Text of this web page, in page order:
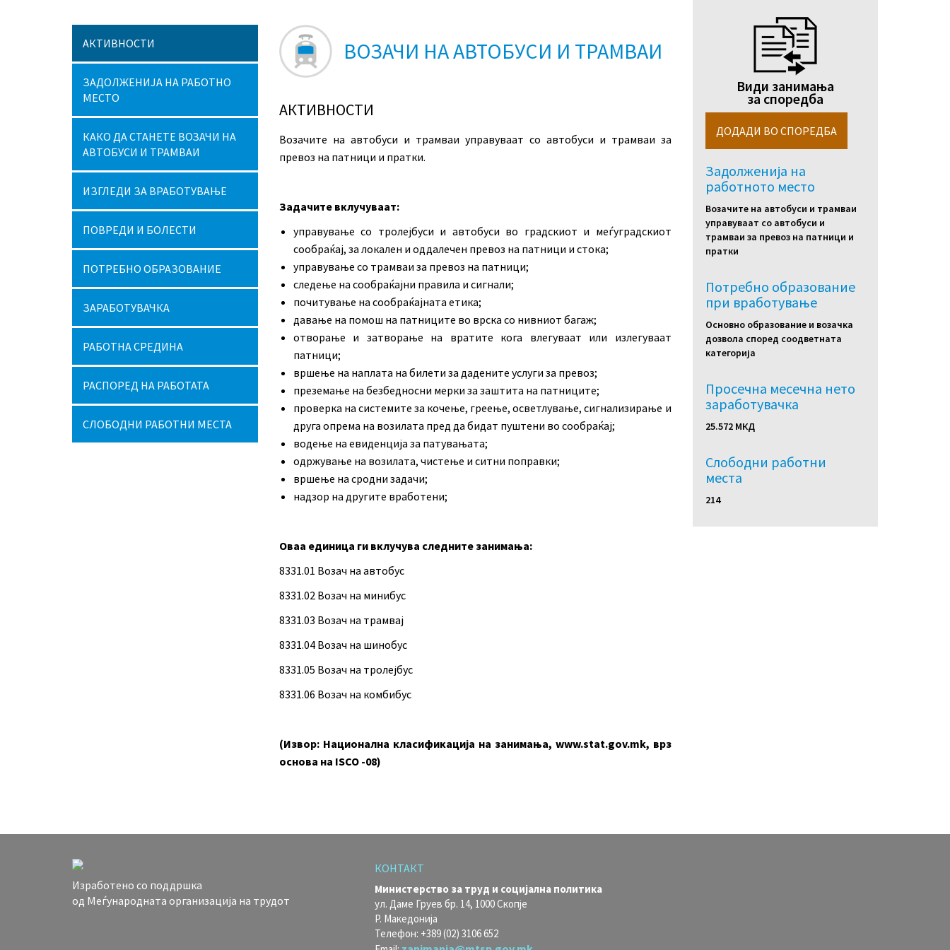
АКТИВНОСТИ
ЗАДОЛЖЕНИЈА НА РАБОТНО
МЕСТО
КАКО ДА СТАНЕТЕ ВОЗАЧИ НА
АВТОБУСИ И ТРАМВАИ
ИЗГЛЕДИ ЗА ВРАБОТУВАЊЕ
ПОВРЕДИ И БОЛЕСТИ
ПОТРЕБНО ОБРАЗОВАНИЕ
ЗАРАБОТУВАЧКА
РАБОТНА СРЕДИНА
РАСПОРЕД НА РАБОТАТА
СЛОБОДНИ РАБОТНИ МЕСТА
ВОЗАЧИ НА АВТОБУСИ И ТРАМВАИ
АКТИВНОСТИ
Возачите на автобуси и трамваи управуваат со автобуси и трамваи за
превоз на патници и пратки.
Задачите вклучуваат:
управување со тролејбуси и автобуси во градскиот и меѓуградскиот
сообраќај, за локален и оддалечен превоз на патници и стока;
управување со трамваи за превоз на патници;
следење на сообраќајни правила и сигнали;
почитување на сообраќајната етика;
давање на помош на патниците во врска со нивниот багаж;
отворање и затворање на вратите кога влегуваат или излегуваат
патници;
вршење на наплата на билети за дадените услуги за превоз;
преземање на безбедносни мерки за заштита на патниците;
проверка на системите за кочење, греење, осветлување, сигнализирање и
друга опрема на возилата пред да бидат пуштени во сообраќај;
водење на евиденција за патувањата;
одржување на возилата, чистење и ситни поправки;
вршење на сродни задачи;
надзор на другите вработени;
Оваа единица ги вклучува следните занимања:
8331.01 Возач на автобус
8331.02 Возач на минибус
8331.03 Возач на трамвај
8331.04 Возач на шинобус
8331.05 Возач на тролејбус
8331.06 Возач на комбибус
(Извор: Национална класификација на занимања, www.stat.gov.mk, врз
основа на ISCO -08)
Види занимања
за споредба
Задолженија на
работното место
Возачите на автобуси и трамваи
управуваат со автобуси и
трамваи за превоз на патници и
пратки
Потребно образование
при вработување
Основно образование и возачка
дозвола според соодветната
категорија
Просечна месечна нето
заработувачка
25.572 МКД
Слободни работни
местa
214
Изработено со поддршка
од Меѓународната организација на трудот
КОНТАКТ
Министерство за труд и социјална политика
ул. Даме Груев бр. 14, 1000 Скопје
Р. Македонија
Телефон: +389 (02) 3106 652